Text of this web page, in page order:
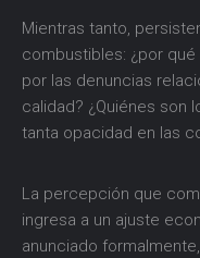
Mientras tanto,
combustibles: ¿por
por las denuncias
calidad? ¿Quiénes son
tanta opacidad en las
La percepción que
ingresa a un ajuste
anunciado